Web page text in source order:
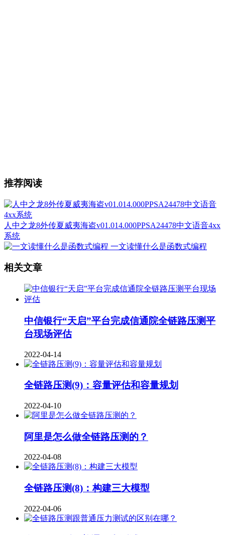
推荐阅读
人中之龙8外传夏威夷海盗v01.014.000PPSA24478中文语音4xx
系统
一文读懂什么是函数式编程
相关文章
中信银行“天启”平台完成信通院全链路压测平
台现场评估
2022-04-14
全链路压测(9)：容量评估和容量规划
2022-04-10
阿里是怎么做全链路压测的？
2022-04-08
全链路压测(8)：构建三大模型
2022-04-06